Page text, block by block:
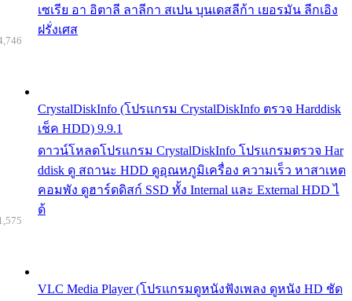
เซเรีย อา อิตาลี ลาลีกา สเปน บุนเดสลีก้า เยอรมัน ลีกเอิง
ฝรั่งเศส
CrystalDiskInfo (โปรแกรม CrystalDiskInfo ตรวจ Harddisk
เช็ค HDD) 9.9.1
ดาวน์โหลดโปรแกรม CrystalDiskInfo โปรแกรมตรวจ Har
ddisk ดู สถานะ HDD ดูอุณหภูมิเครื่อง ความเร็ว หาสาเหต
คอมพัง ดูฮาร์ดดิสก์ SSD ทั้ง Internal และ External HDD ไ
ด้
VLC Media Player (โปรแกรมดูหนังฟังเพลง ดูหนัง HD ชัด